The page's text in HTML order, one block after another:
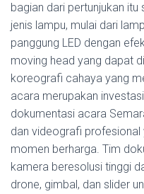
bagian dari pertunjukan
jenis lampu, mulai dari
panggung LED dengan
moving head yang dapat
koreografi cahaya yang
acara merupakan
dokumentasi acara
dan videografi
momen berharga. Tim
kamera beresolusi tinggi
drone, gimbal, dan slider